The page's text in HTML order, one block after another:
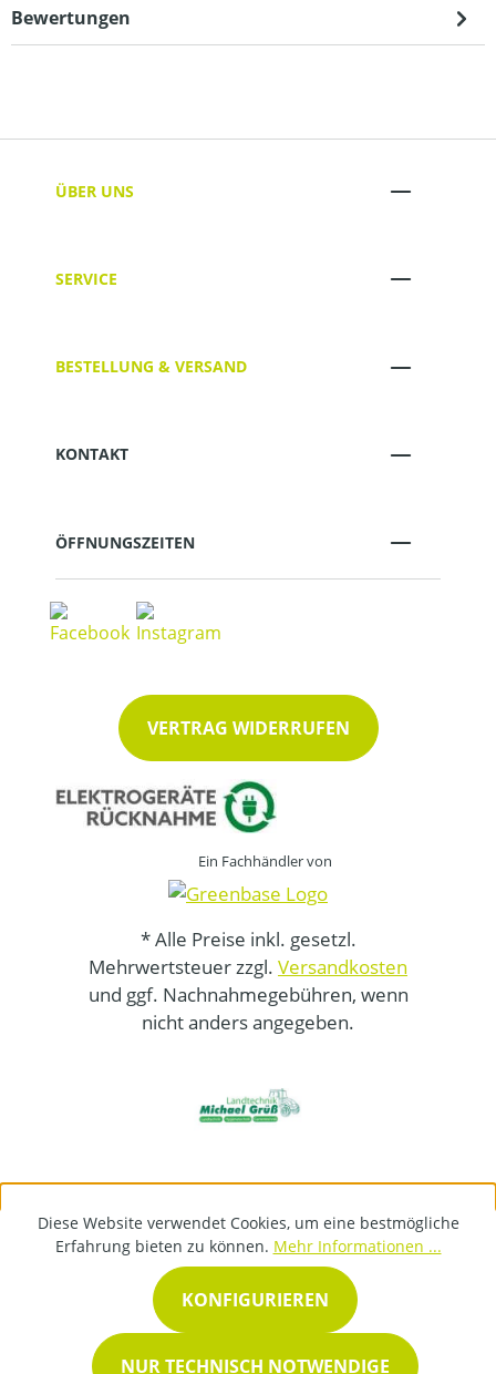
Bewertungen
ÜBER UNS
SERVICE
BESTELLUNG & VERSAND
KONTAKT
ÖFFNUNGSZEITEN
VERTRAG WIDERRUFEN
Ein Fachhändler von
* Alle Preise inkl. gesetzl.
Mehrwertsteuer zzgl. Versandkosten
und ggf. Nachnahmegebühren, wenn
nicht anders angegeben.
Diese Website verwendet Cookies, um eine bestmögliche
Erfahrung bieten zu können. Mehr Informationen ...
NUR TECHNISCH NOTWENDIGE
KONFIGURIEREN